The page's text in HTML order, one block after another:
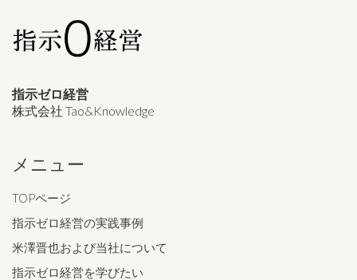
指示ゼロ経営
株式会社 Tao&Knowledge
メニュー
TOPページ
指示ゼロ経営の実践事例
米澤晋也および当社について
指示ゼロ経営を学びたい